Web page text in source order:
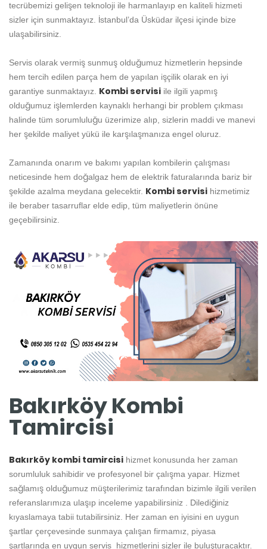
tecrübemizi gelişen teknoloji ile harmanlayıp en kaliteli hizmeti
sizler için sunmaktayız. İstanbul’da Üsküdar ilçesi içinde bize
ulaşabilirsiniz.
Servis olarak vermiş sunmuş olduğumuz hizmetlerin hepsinde
hem tercih edilen parça hem de yapılan işçilik olarak en iyi
garantiye sunmaktayız. Kombi servisi ile ilgili yapmış
olduğumuz işlemlerden kaynaklı herhangi bir problem çıkması
halinde tüm sorumluluğu üzerimize alıp, sizlerin maddi ve manevi
her şekilde maliyet yükü ile karşılaşmanıza engel oluruz.
Zamanında onarım ve bakımı yapılan kombilerin çalışması
neticesinde hem doğalgaz hem de elektrik faturalarında bariz bir
şekilde azalma meydana gelecektir. Kombi servisi hizmetimiz
ile beraber tasarruflar elde edip, tüm maliyetlerin önüne
geçebilirsiniz.
Bakırköy Kombi
Tamircisi
Bakırköy kombi tamircisi hizmet konusunda her zaman
sorumluluk sahibidir ve profesyonel bir çalışma yapar. Hizmet
sağlamış olduğumuz müşterilerimiz tarafından bizimle ilgili verilen
referanslarımıza ulaşıp inceleme yapabilirsiniz . Dilediğiniz
kıyaslamaya tabii tutabilirsiniz. Her zaman en iyisini en uygun
şartlar çerçevesinde sunmaya çalışan firmamız, piyasa
şartlarında en uygun servis hizmetlerini sizler ile buluşturacaktır.